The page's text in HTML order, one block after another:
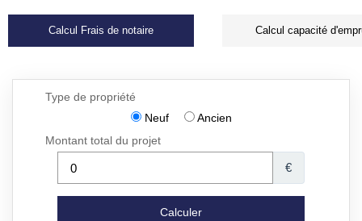
Calcul Frais de notaire Calcul capacité